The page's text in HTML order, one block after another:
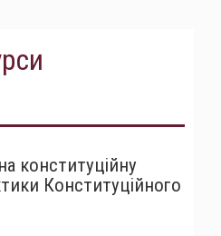
конституційну
Конституційного